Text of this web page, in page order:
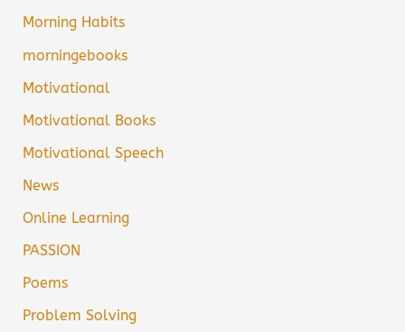
Morning Habits
morningebooks
Motivational
Motivational Books
Motivational Speech
News
Online Learning
PASSION
Poems
Problem Solving